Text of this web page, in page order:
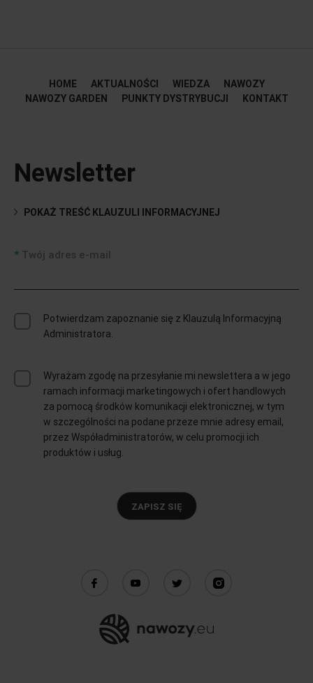
HOME AKTUALNOŚCI WIEDZA
NAWOZY
NAWOZY GARDEN
PUNKTY DYSTRYBUCJI KONTAKT
Newsletter
POKAŻ TREŚĆ KLAUZULI INFORMACYJNEJ
Twój adres e-mail
Potwierdzam zapoznanie się z Klauzulą Informacyjną
Administratora.
Wyrażam zgodę na przesyłanie mi newslettera a w jego
ramach informacji marketingowych i ofert handlowych
za pomocą środków komunikacji elektronicznej, w tym
w szczególności na podane przeze mnie adresy email,
przez Współadministratorów, w celu promocji ich
produktów i usług.
ZAPISZ SIĘ